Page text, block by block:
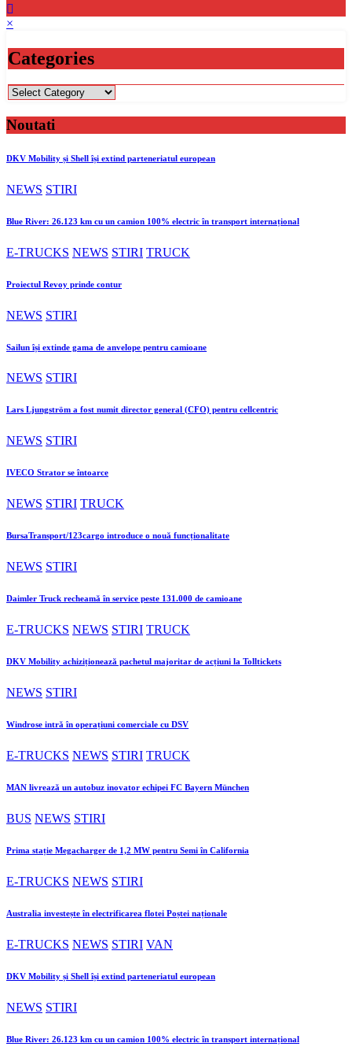
×
Categories
Categories
Noutati
DKV Mobility și Shell își extind parteneriatul european
NEWS STIRI
Blue River: 26.123 km cu un camion 100% electric în transport internațional
E-TRUCKS NEWS STIRI TRUCK
Proiectul Revoy prinde contur
NEWS STIRI
Sailun își extinde gama de anvelope pentru camioane
NEWS STIRI
Lars Ljungström a fost numit director general (CFO) pentru cellcentric
NEWS STIRI
IVECO Strator se întoarce
NEWS STIRI TRUCK
BursaTransport/123cargo introduce o nouă funcționalitate
NEWS STIRI
Daimler Truck recheamă în service peste 131.000 de camioane
E-TRUCKS NEWS STIRI TRUCK
DKV Mobility achiziționează pachetul majoritar de acțiuni la Tolltickets
NEWS STIRI
Windrose intră în operațiuni comerciale cu DSV
E-TRUCKS NEWS STIRI TRUCK
MAN livrează un autobuz inovator echipei FC Bayern München
BUS NEWS STIRI
Prima stație Megacharger de 1,2 MW pentru Semi în California
E-TRUCKS NEWS STIRI
Australia investește în electrificarea flotei Poștei naționale
E-TRUCKS NEWS STIRI VAN
DKV Mobility și Shell își extind parteneriatul european
NEWS STIRI
Blue River: 26.123 km cu un camion 100% electric în transport internațional